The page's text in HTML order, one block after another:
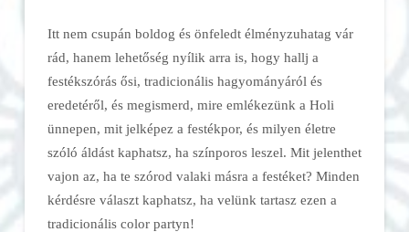
Itt nem csupán boldog és önfeledt élményzuhatag vár
rád, hanem lehetőség nyílik arra is, hogy hallj a
festékszórás ősi, tradicionális hagyományáról és
eredetéről, és megismerd, mire emlékezünk a Holi
ünnepen, mit jelképez a festékpor, és milyen életre
szóló áldást kaphatsz, ha színporos leszel. Mit jelenthet
vajon az, ha te szórod valaki másra a festéket? Minden
kérdésre választ kaphatsz, ha velünk tartasz ezen a
tradicionális color partyn!